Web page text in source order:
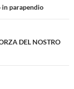
parapendio
DEL NOSTRO